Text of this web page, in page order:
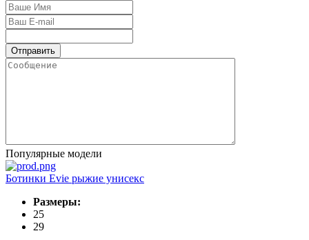
Популярные модели
Ботинки Evie рыжие унисекс
Размеры:
25
29